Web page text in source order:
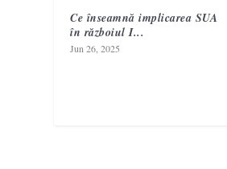
Ce înseamnă implicarea SUA
în războiul I...
Jun 26, 2025